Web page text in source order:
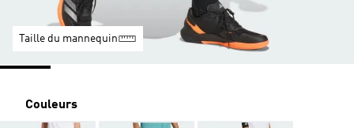
Taille du mannequin
Couleurs